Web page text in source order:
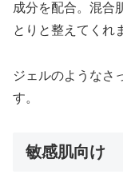
成分を配合。混合
とりと整えてくれ
ジェルのようなさ
す。
敏感肌向け